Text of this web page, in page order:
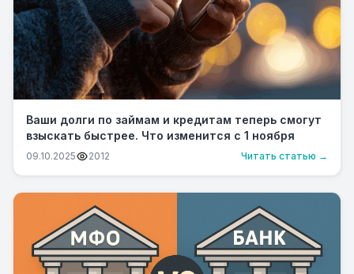
Ваши долги по займам и кредитам теперь смогут
взыскать быстрее. Что изменится с 1 ноября
09.10.2025 2012 Читать статью →